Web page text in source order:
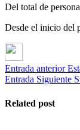
Del total de
Desde el inicio del
Entrada anterior
Entrada Siguiente
Related post